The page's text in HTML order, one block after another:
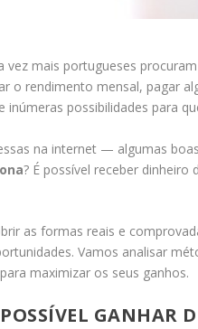
vez mais portugueses
o rendimento mensal, pagar
inúmeras possibilidades para
na internet — algumas
? É possível receber
as formas reais e
Vamos analisar
maximizar os seus ganhos.
GANHAR